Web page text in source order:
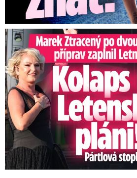
Marek Ztracený na Letné: Pártlová